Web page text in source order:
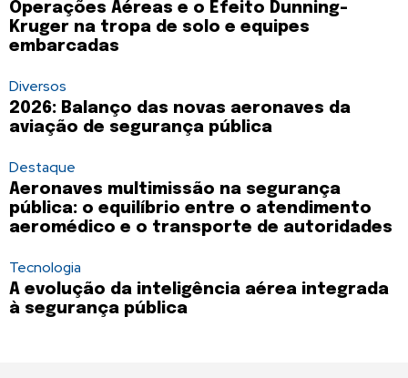
Operações Aéreas e o Efeito Dunning-
Kruger na tropa de solo e equipes
embarcadas
Diversos
2026: Balanço das novas aeronaves da
aviação de segurança pública
Destaque
Aeronaves multimissão na segurança
pública: o equilíbrio entre o atendimento
aeromédico e o transporte de autoridades
Tecnologia
A evolução da inteligência aérea integrada
à segurança pública